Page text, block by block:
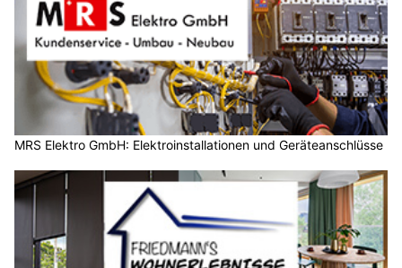
MRS Elektro GmbH: Elektroinstallationen und Geräteanschlüsse